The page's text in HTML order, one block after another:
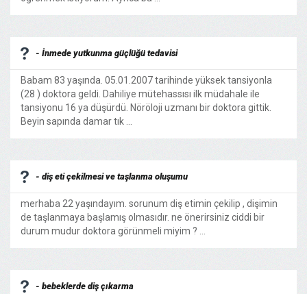
- İnmede yutkunma güçlüğü tedavisi
Babam 83 yaşında. 05.01.2007 tarihinde yüksek tansiyonla
(28 ) doktora geldi. Dahiliye mütehassısı ilk müdahale ile
tansiyonu 16 ya düşürdü. Nöröloji uzmanı bir doktora gittik.
Beyin sapında damar tık ...
- diş eti çekilmesi ve taşlanma oluşumu
merhaba 22 yaşındayım. sorunum diş etimin çekilip , dişimin
de taşlanmaya başlamış olmasıdır. ne önerirsiniz ciddi bir
durum mudur doktora görünmeli miyim ? ...
- bebeklerde diş çıkarma